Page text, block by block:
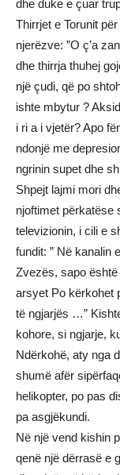
dhe duke e çuar
Thirrjet e Torunit
njerëzve: ”O ç’a
dhe thirrja thuhej
një çudi, që po
ishte mbytur ?
i ri a i vjetër? Apo
ndonjë me
ngrinin supet dhe
Shpejt lajmi mori
njoftimet përkatëse
televizionin, i cili e
fundit: ” Në kanalin
Zvezës, sapo
arsyet Po kërkohet
të ngjarjës …”
kohore, si ngjarje,
Ndërkohë, aty nga
shumë afër
helikopter, po pas
pa asgjëkundi.
Në një vend kishin
qenë një dërrasë e